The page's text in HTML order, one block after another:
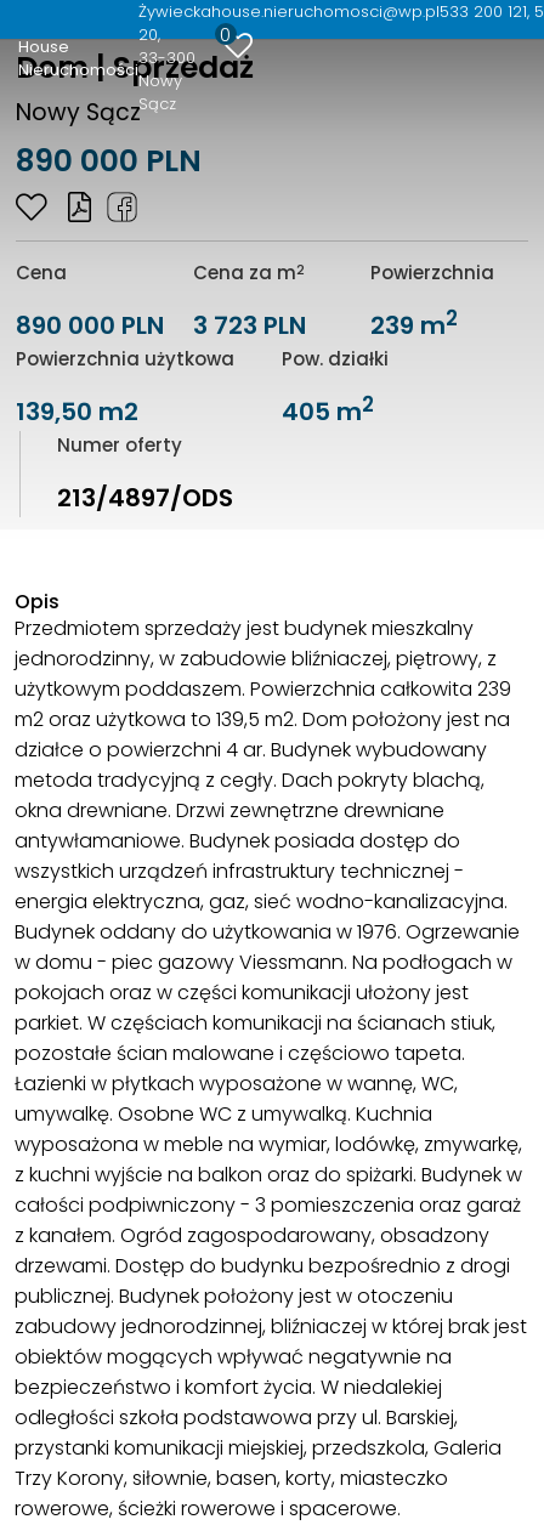
House
Nieruchomości
Żywiecka
20
33-300
Nowy
Sącz
house.nieruchomosci@wp.pl533 200 121,
0
Dom | Sprzedaż
Nowy Sącz
890 000 PLN
Cena
890 000 PLN
Cena za m2
3 723 PLN
Powierzchnia
239 m2
Powierzchnia użytkowa
139,50 m2
Pow. działki
405 m2
Numer oferty
213/4897/ODS
Opis
Przedmiotem sprzedaży jest budynek mieszkalny
jednorodzinny, w zabudowie bliźniaczej, piętrowy, z
użytkowym poddaszem. Powierzchnia całkowita 239
m2 oraz użytkowa to 139,5 m2. Dom położony jest na
działce o powierzchni 4 ar. Budynek wybudowany
metoda tradycyjną z cegły. Dach pokryty blachą,
okna drewniane. Drzwi zewnętrzne drewniane
antywłamaniowe. Budynek posiada dostęp do
wszystkich urządzeń infrastruktury technicznej -
energia elektryczna, gaz, sieć wodno-kanalizacyjna.
Budynek oddany do użytkowania w 1976. Ogrzewanie
w domu - piec gazowy Viessmann. Na podłogach w
pokojach oraz w części komunikacji ułożony jest
parkiet. W częściach komunikacji na ścianach stiuk,
pozostałe ścian malowane i częściowo tapeta.
Łazienki w płytkach wyposażone w wannę, WC,
umywalkę. Osobne WC z umywalką. Kuchnia
wyposażona w meble na wymiar, lodówkę, zmywarkę,
z kuchni wyjście na balkon oraz do spiżarki. Budynek w
całości podpiwniczony - 3 pomieszczenia oraz garaż
z kanałem. Ogród zagospodarowany, obsadzony
drzewami. Dostęp do budynku bezpośrednio z drogi
publicznej. Budynek położony jest w otoczeniu
zabudowy jednorodzinnej, bliźniaczej w której brak jest
obiektów mogących wpływać negatywnie na
bezpieczeństwo i komfort życia. W niedalekiej
odległości szkoła podstawowa przy ul. Barskiej,
przystanki komunikacji miejskiej, przedszkola, Galeria
Trzy Korony, siłownie, basen, korty, miasteczko
rowerowe, ścieżki rowerowe i spacerowe.